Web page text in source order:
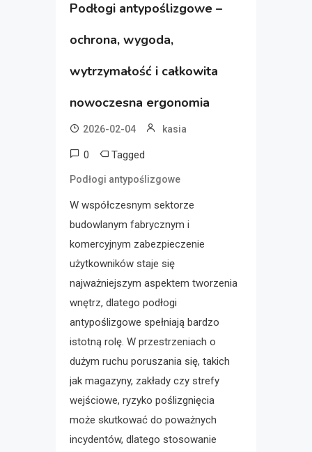
Podłogi antypoślizgowe –
ochrona, wygoda,
wytrzymałość i całkowita
nowoczesna ergonomia
2026-02-04 kasia
0 Tagged
Podłogi antypoślizgowe
W współczesnym sektorze
budowlanym fabrycznym i
komercyjnym zabezpieczenie
użytkowników staje się
najważniejszym aspektem tworzenia
wnętrz, dlatego podłogi
antypoślizgowe spełniają bardzo
istotną rolę. W przestrzeniach o
dużym ruchu poruszania się, takich
jak magazyny, zakłady czy strefy
wejściowe, ryzyko poślizgnięcia
może skutkować do poważnych
incydentów, dlatego stosowanie